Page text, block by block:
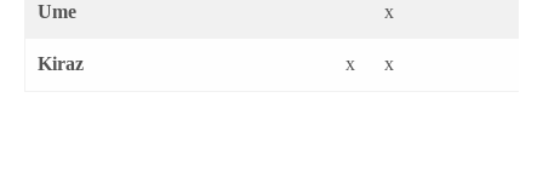
Ume x
Kiraz x x